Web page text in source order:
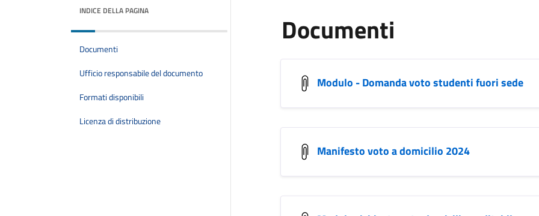
INDICE DELLA PAGINA
Documenti
Ufficio responsabile del documento
Formati disponibili
Licenza di distribuzione
Documenti
Modulo - Domanda voto studenti fuori sede
Manifesto voto a domicilio 2024